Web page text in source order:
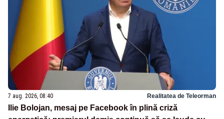
7 aug. 2026, 08:40 Realitatea de Teleorman
Ilie Bolojan, mesaj pe Facebook în plină criză